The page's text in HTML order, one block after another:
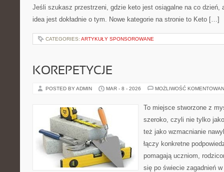
Jeśli szukasz przestrzeni, gdzie keto jest osiągalne na co dzień,
idea jest dokładnie o tym. Nowe kategorie na stronie to Keto […]
CATEGORIES: ARTYKUŁY SPONSOROWANE
KOREPETYCJE
POSTED BY ADMIN MAR - 8 - 2026 MOŻLIWOŚĆ
To miejsce stworzone z
szeroko, czyli nie tylko
też jako wzmacnianie
łączy konkretne
pomagają uczniom,
się po świecie zagadnień